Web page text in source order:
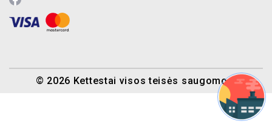
© 2026 Kettestai visos teisės saugomos.